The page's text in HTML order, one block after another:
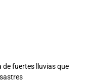
fuertes lluvias que